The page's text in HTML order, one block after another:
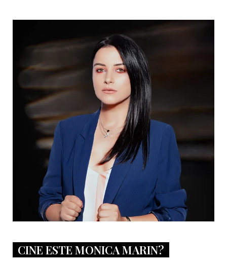
CINE ESTE MONICA MARIN?